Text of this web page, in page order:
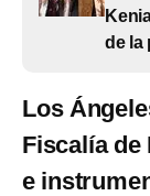
de la
Los
Fiscalía de
e